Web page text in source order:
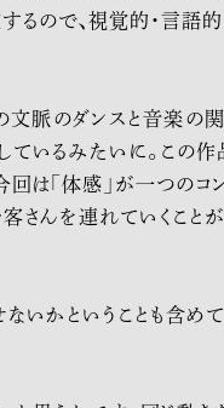
るので、視覚的・言語
文脈のダンスと音楽の
いるみたいに。この作
は「体感」が一つのコ
さんを連れていくこと
かということも含めて